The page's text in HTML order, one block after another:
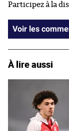
Participez à la
Voir les
À lire aussi